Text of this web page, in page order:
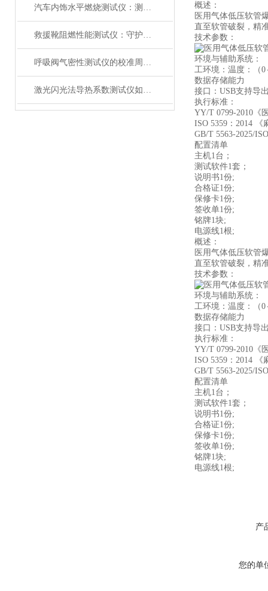
汽车内饰水平燃烧测试仪：测试步骤、试样制备与结果判读
救援靴阻燃性能测试仪：守护救援人员足部安全的检测装备
呼吸阀气密性测试仪的校准周期与重要性
激光闪光法导热系数测试仪如何征服极端温度下的材料测试？
概述：
医用气体低压软管
直至软管破裂，精
技术参数：
环境与辅助系统：
工环境‌：温度：（
‌数据存储能力‌
接口‌：USB支持导
‌执行标准：
YY/T 0799-2010《
ISO 5359：2014
GB/T 5563-2025/
配置清单
主机1台；
测试软件1套；
说明书1份;
合格证1份;
保修卡1份;
签收单1份;
铭牌1块;
电源线1根;
概述：
医用气体低压软管
直至软管破裂，精
技术参数：
环境与辅助系统：
工环境‌：温度：（
‌数据存储能力‌
接口‌：USB支持导
‌执行标准：
YY/T 0799-2010《
ISO 5359：2014
GB/T 5563-2025/
配置清单
主机1台；
测试软件1套；
说明书1份;
合格证1份;
保修卡1份;
签收单1份;
铭牌1块;
电源线1根;
产
您的单